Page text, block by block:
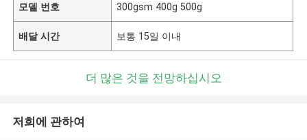
모델 번호 300gsm 400g 500g
배달 시간 보통 15일 이내
더 많은 것을 전망하십시오
저희에 관하여